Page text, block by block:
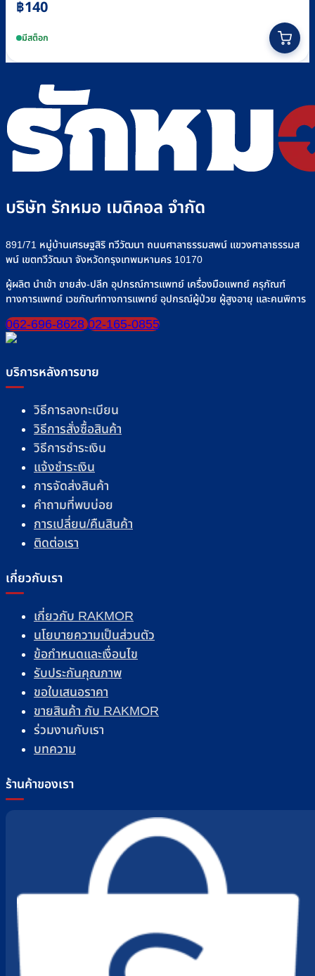
฿140
มีสต็อก
บริษัท รักหมอ เมดิคอล จำกัด
891/71 หมู่บ้านเศรษฐสิริ ทวีวัฒนา ถนนศาลาธรรมสพน์ แขวงศาลาธรรมส
พน์ เขตทวีวัฒนา จังหวัดกรุงเทพมหานคร 10170
ผู้ผลิต นำเข้า ขายส่ง-ปลีก อุปกรณ์การแพทย์ เครื่องมือแพทย์ ครุภัณฑ์
ทางการแพทย์ เวชภัณฑ์ทางการแพทย์ อุปกรณ์ผู้ป่วย ผู้สูงอายุ และคนพิการ
062-696-8628 02-165-0855
บริการหลังการขาย
วิธีการลงทะเบียน
วิธีการสั่งซื้อสินค้า
วิธีการชำระเงิน
แจ้งชำระเงิน
การจัดส่งสินค้า
คำถามที่พบบ่อย
การเปลี่ยน/คืนสินค้า
ติดต่อเรา
เกี่ยวกับเรา
เกี่ยวกับ RAKMOR
นโยบายความเป็นส่วนตัว
ข้อกำหนดและเงื่อนไข
รับประกันคุณภาพ
ขอใบเสนอราคา
ขายสินค้า กับ RAKMOR
ร่วมงานกับเรา
บทความ
ร้านค้าของเรา